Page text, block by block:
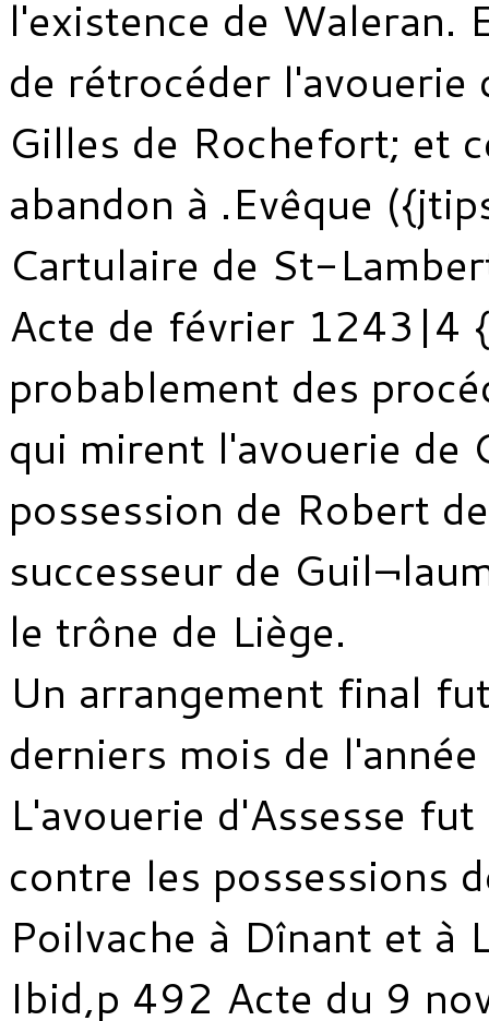
l'existence de Waleran.
de rétrocéder l'avouerie
Gilles de Rochefort; et
abandon à .Evêque
Cartulaire de St-
Acte de février 1243|4
probablement des
qui mirent l'avouerie de
possession de Robert
successeur de
le trône de Liège.
Un arrangement final
derniers mois de
L'avouerie d'Assesse
contre les possessions
Poilvache à Dînant et
Ibid,p 492 Acte du 9